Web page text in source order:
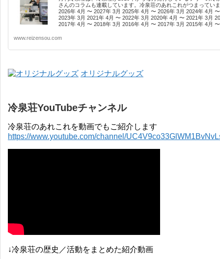
さんのコラムも連載しています。冷泉荘のあれこれがつまってい
2026年 4月 〜 2027年 3月 2025年 4月 〜 2026年 3月 2024年 4月
2023年 3月 2021年 4月 〜 2022年 3月 2020年 4月 〜 2021年 3月
2017年 4月 〜 2018年 3月 2016年 4月 〜 2017年 3月 2015年 4月
www.reizensou.com
オリジナルグッズ
冷泉荘YouTubeチャンネル
冷泉荘のあれこれを動画でもご紹介します
https://www.youtube.com/channel/
↓冷泉荘の歴史／活動をまとめた紹介動画